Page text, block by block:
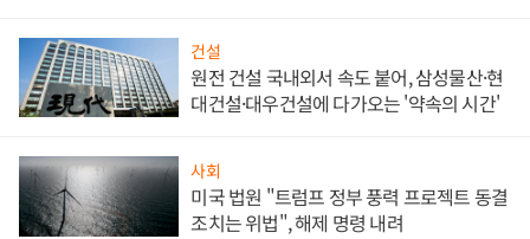
건설
원전 건설 국내외서 속도 붙어, 삼성물산·현
대건설·대우건설에 다가오는 '약속의 시간'
사회
미국 법원 "트럼프 정부 풍력 프로젝트 동결
조치는 위법", 해제 명령 내려